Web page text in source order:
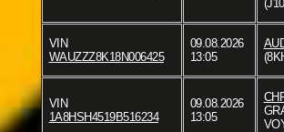
VIN
WAUZZZ8K18N006425
09.08.2026
13:05
VIN
1A8HSH4519B516234
09.08.2026
13:05